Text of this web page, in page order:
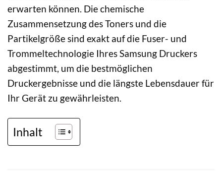
erwarten können. Die chemische
Zusammensetzung des Toners und die
Partikelgröße sind exakt auf die Fuser- und
Trommeltechnologie Ihres Samsung Druckers
abgestimmt, um die bestmöglichen
Druckergebnisse und die längste Lebensdauer für
Ihr Gerät zu gewährleisten.
Inhalt